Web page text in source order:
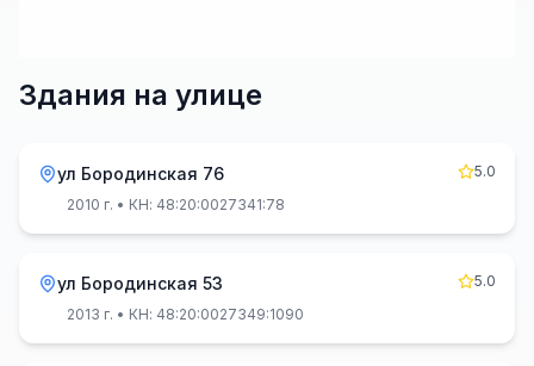
Здания на улице
ул Бородинская 76
5.0
2010 г. • КН: 48:20:0027341:78
ул Бородинская 53
5.0
2013 г. • КН: 48:20:0027349:1090